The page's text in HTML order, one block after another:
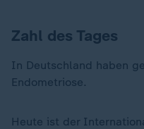
Zahl des Tages
In Deutschland haben
Endometriose.
Heute ist der